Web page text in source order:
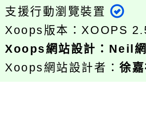
支援行動瀏覽裝置
Xoops版本： XOOPS
Xoops網站設計 ： Neil
Xoops網站設計者：徐